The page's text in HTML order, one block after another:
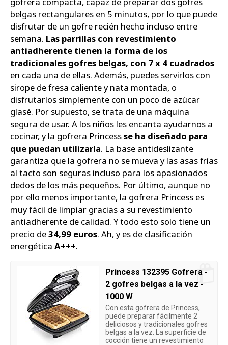
belgas rectangulares en 5 minutos, por lo que puede
disfrutar de un gofre recién hecho incluso entre
semana. Las parrillas con revestimiento
antiadherente tienen la forma de los
tradicionales gofres belgas, con 7 x 4 cuadrados
en cada una de ellas. Además, puedes servirlos con
sirope de fresa caliente y nata montada, o
disfrutarlos simplemente con un poco de azúcar
glasé. Por supuesto, se trata de una máquina
segura de usar. A los niños les encanta ayudarnos a
cocinar, y la gofrera Princessse ha diseñado para
que puedan utilizarla. La base antideslizante
garantiza que la gofrera no se mueva y las asas frías
al tacto son seguras incluso para los apasionados
dedos de los más pequeños. Por último, aunque no
por ello menos importante, la gofrera Princess es
muy fácil de limpiar gracias a su revestimiento
antiadherente de calidad. Y todo esto solo tiene un
precio de34,99 euros. Ah, y es de clasificación
energética A+++.
Princess 132395 Gofrera -
2 gofres belgas a la vez -
1000 W
Con esta gofrera de Princess,
puede preparar fácilmente 2
deliciosos y tradicionales gofres
belgas a la vez. La superficie de
cocción tiene un revestimiento